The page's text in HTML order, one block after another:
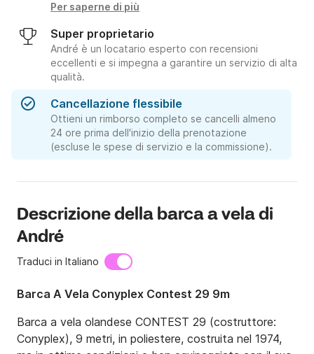
Per saperne di più
Super proprietario
André è un locatario esperto con recensioni
eccellenti e si impegna a garantire un servizio di alta
qualità.
Cancellazione flessibile
Ottieni un rimborso completo se cancelli almeno
24 ore prima dell'inizio della prenotazione
(escluse le spese di servizio e la commissione).
Descrizione della barca a vela di
André
Traduci in Italiano
Barca A Vela Conyplex Contest 29 9m
Barca a vela olandese CONTEST 29 (costruttore:
Conyplex), 9 metri, in poliestere, costruita nel 1974,